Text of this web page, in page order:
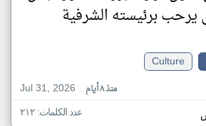
يرحب برئيسته الشرفية
Culture
Jul 31, 2026
منذ ٨ أيام
عدد الكلمات: ٢١٢